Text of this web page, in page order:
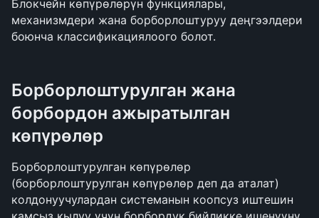
Блокчейн көпүрөлөрүн функциялары,
механизмдери жана борборлоштуруу деңгээлдери
боюнча классификациялоого болот.
Борборлоштурулган жана
борбордон ажыратылган
көпүрөлөр
Борборлоштурулган көпүрөлөр
(борборлоштурулган көпүрөлөр деп да аталат)
колдонуучулардан системанын коопсуз иштешин